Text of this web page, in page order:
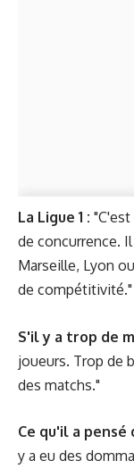
La Ligue 1 :
de concurrence.
Marseille, Lyon
de compétitivité."
S'il y a trop de
joueurs. Trop de
des matchs."
Ce qu'il a pensé
y a eu des